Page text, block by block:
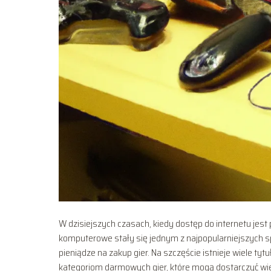
W dzisiejszych czasach, kiedy dostęp do internetu
komputerowe stały się jednym z najpopularniejszych
pieniądze na zakup gier. Na szczęście istnieje wiele
kategoriom darmowych gier, które mogą dostarczyć